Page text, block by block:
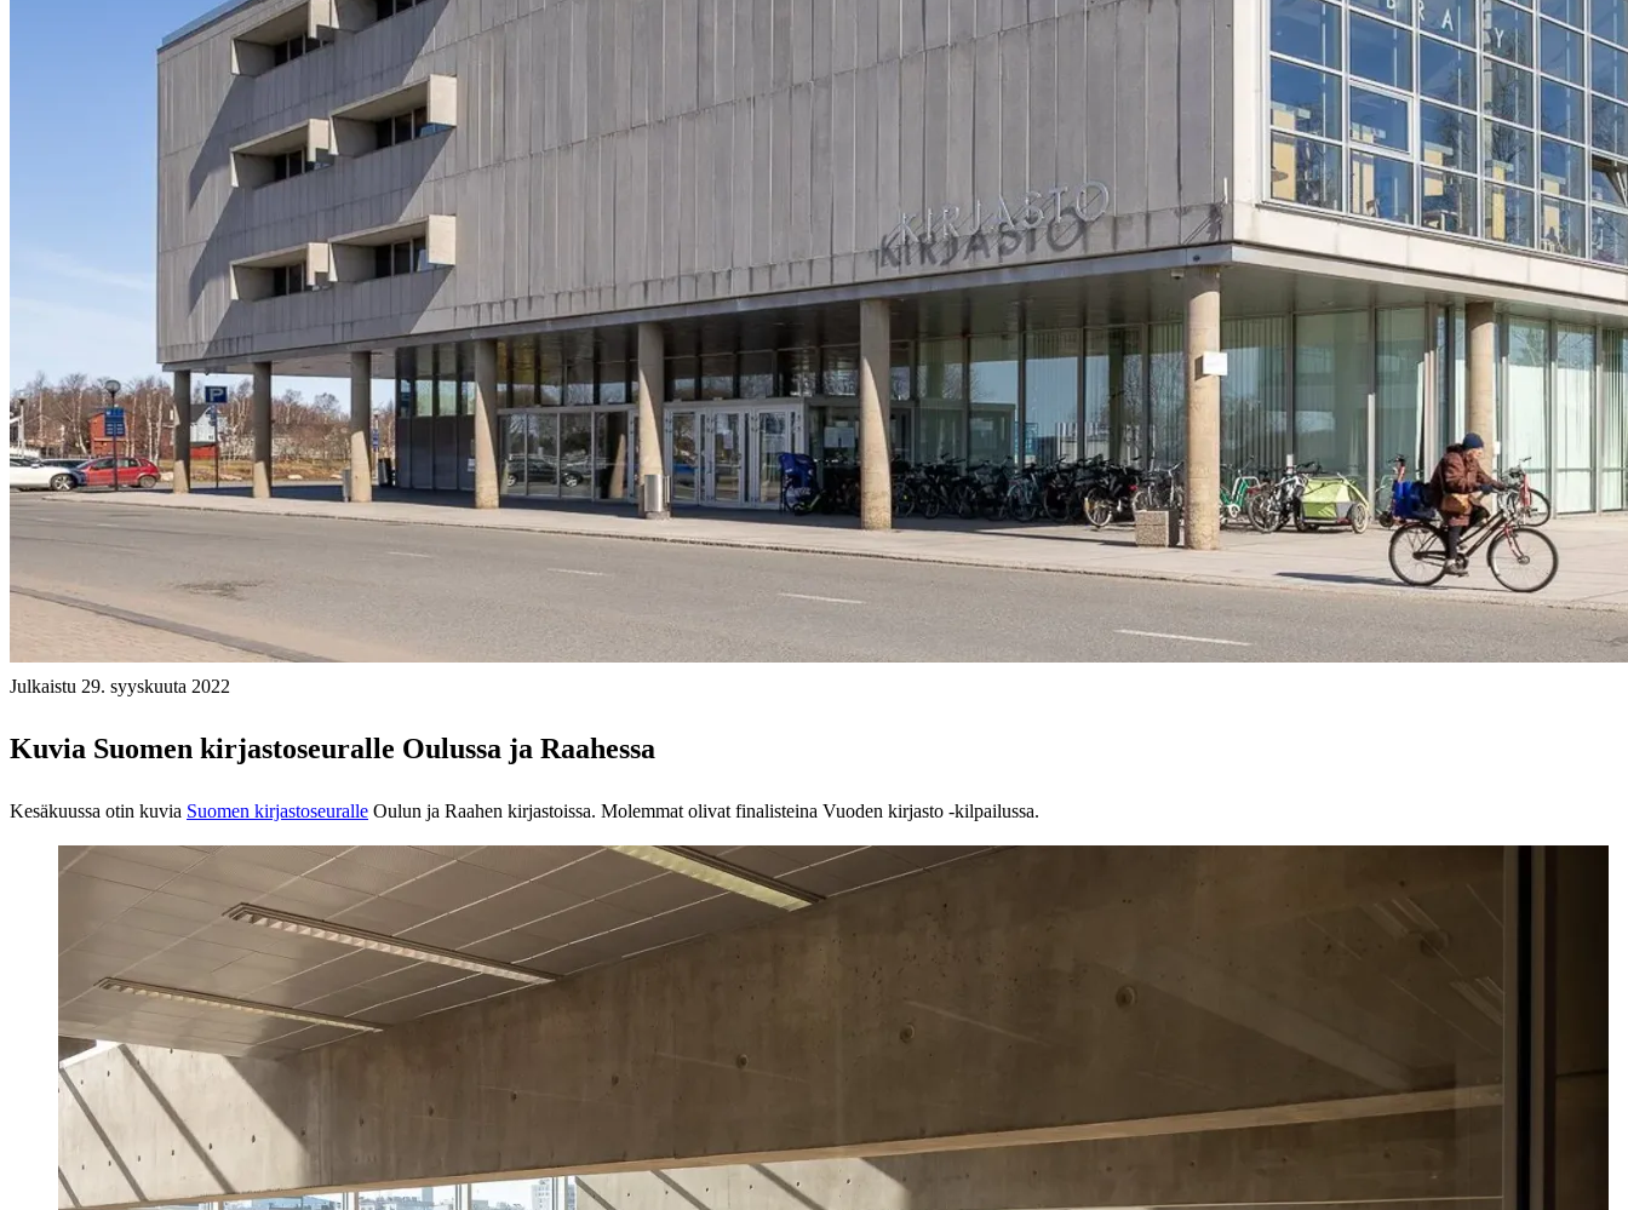
Julkaistu 29. syyskuuta 2022
Kuvia Suomen kirjastoseuralle Oulussa ja Raahessa
Kesäkuussa otin kuvia Suomen kirjastoseuralle Oulun ja Raahen kirjastoissa. Molemmat olivat finalisteina Vuoden kirjasto -kilpailussa.